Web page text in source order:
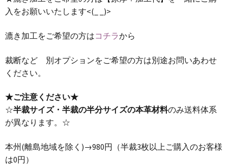
入をお願いいたします<(_ _)>
漉き加工をご希望の方はコチラから
裁断など 別オプションをご希望の方は別途お問いあわせ
ください。
★ご注意ください★
☆半裁サイズ・半裁の半分サイズの本革材料のみ送料体系
が異なります。☆
本州(離島地域を除く)→980円（半裁3枚以上ご購入のお客様
は0円）